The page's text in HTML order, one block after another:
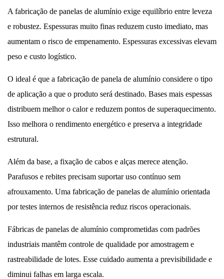
A fabricação de panelas de alumínio exige equilíbrio entre leveza
e robustez. Espessuras muito finas reduzem custo imediato, mas
aumentam o risco de empenamento. Espessuras excessivas elevam
peso e custo logístico.
O ideal é que a fabricação de panela de alumínio considere o tipo
de aplicação a que o produto será destinado. Bases mais espessas
distribuem melhor o calor e reduzem pontos de superaquecimento.
Isso melhora o rendimento energético e preserva a integridade
estrutural.
Além da base, a fixação de cabos e alças merece atenção.
Parafusos e rebites precisam suportar uso contínuo sem
afrouxamento. Uma fabricação de panelas de alumínio orientada
por testes internos de resistência reduz riscos operacionais.
Fábricas de panelas de alumínio comprometidas com padrões
industriais mantêm controle de qualidade por amostragem e
rastreabilidade de lotes. Esse cuidado aumenta a previsibilidade e
diminui falhas em larga escala.